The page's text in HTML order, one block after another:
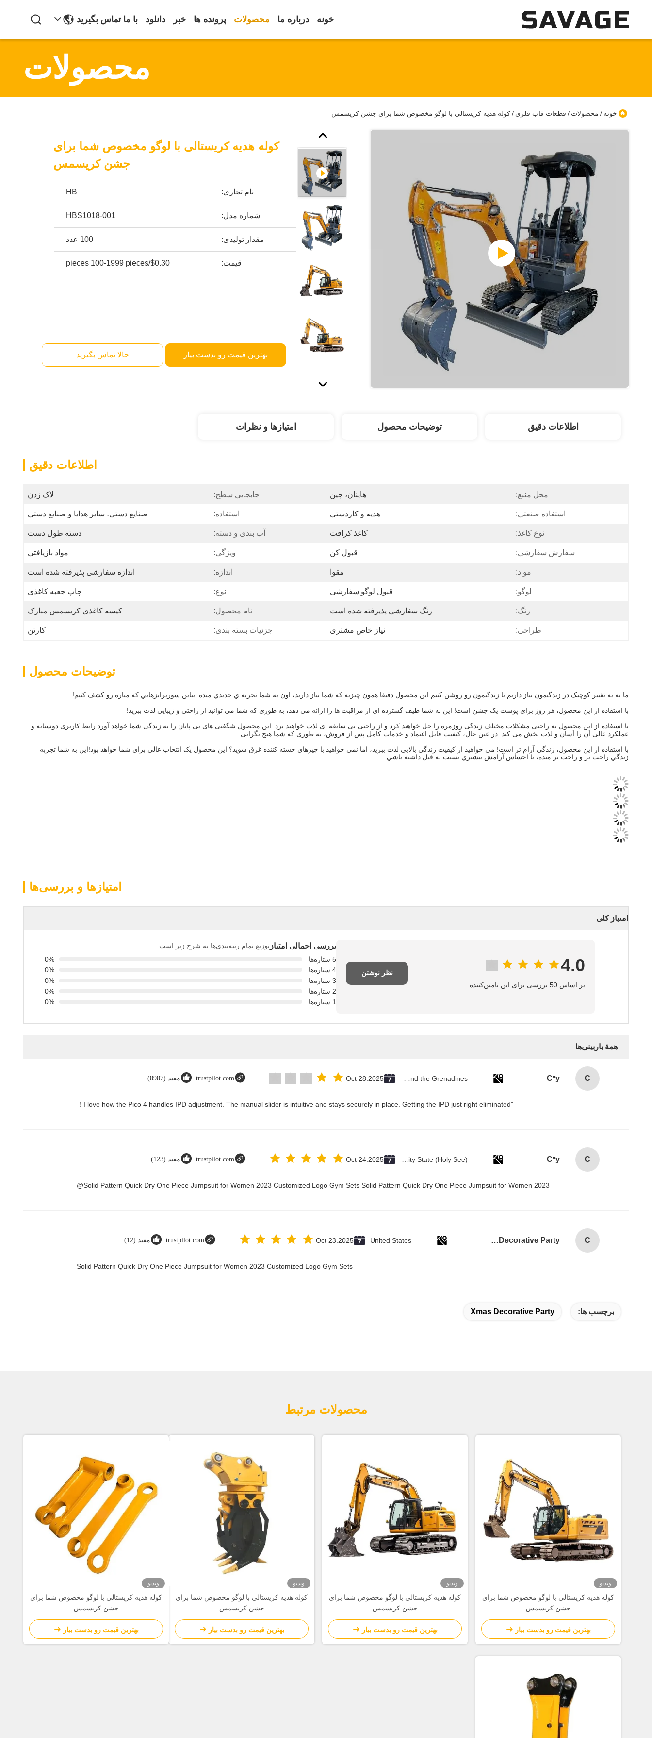
خونه درباره ما محصولات پرونده ها خبر دانلود با ما تماس بگیرید
محصولات
خونه / محصولات / قطعات قاب فلزی /کوله هدیه کریستالی با لوگو مخصوص شما برای جشن کریسمس
کوله هدیه کریستالی با لوگو مخصوص شما برای
جشن کریسمس
نام تجاری: HB
شماره مدل: HBS1018-001
مقدار تولیدی: 100 عدد
قیمت: $0.30/pieces 100-1999 pieces
بهترین قیمت رو بدست بیار حالا تماس بگیرید
اطلاعات دقیق توضیحات محصول امتیازها و نظرات
اطلاعات دقیق
محل منبع: هاینان، چین جابجایی سطح: لاک زدن
استفاده صنعتی: هدیه و کاردستی استفاده: صنایع دستی، سایر هدایا و صنایع دستی
نوع کاغذ: کاغذ کرافت آب بندی و دسته: دسته طول دست
سفارش سفارشی: قبول کن ویژگی: مواد بازیافتی
مواد: مقوا اندازه: اندازه سفارشی پذیرفته شده است
لوگو: قبول لوگو سفارشی نوع: چاپ جعبه کاغذی
رنگ: رنگ سفارشی پذیرفته شده است نام محصول: کیسه کاغذی کریسمس مبارک
طراحی: نیاز خاص مشتری جزئیات بسته بندی: کارتن
توضیحات محصول
ما به يه تغيير کوچيک در زندگيمون نياز داريم تا زندگيمون رو روشن کنيم اين محصول دقیقا همون چيزيه که شما نياز داريد، اون به شما تجربه ي جديدي ميده. بياين سورپرايزهايي که مياره رو کشف کنيم!
با استفاده از این محصول، هر روز برای پوست یک جشن است! این به شما طیف گسترده ای از مراقبت ها را ارائه می دهد، به طوری که شما می توانید از راحتی و زیبایی لذت ببرید!
با استفاده از این محصول به راحتی مشکلات مختلف زندگی روزمره را حل خواهید کرد و از راحتی بی سابقه ای لذت خواهید برد. این محصول شگفتی های بی پایان را به زندگی شما خواهد آورد.رابط کاربری دوستانه و
عملکرد عالی آن را آسان و لذت بخش می کند. در عین حال، کیفیت قابل اعتماد و خدمات کامل پس از فروش، به طوری که شما هیچ نگرانی.
با استفاده از این محصول، زندگی آرام تر است! می خواهید از کیفیت زندگی بالایی لذت ببرید، اما نمی خواهید با چیزهای خسته کننده غرق شوید؟ این محصول یک انتخاب عالی برای شما خواهد بود!اين به شما تجربه
زندگي راحت تر و راحت تر ميده، تا احساس آرامش بيشتري نسبت به قبل داشته باشي
امتیازها و بررسی‌ها
امتیاز کلی
4.0
بر اساس 50 بررسی برای این تامین‌کننده
نظر نوشتن
بررسی اجمالی امتیاز توزیع تمام رتبه‌بندی‌ها به شرح زیر است.
5 ستاره‌ها
0%
4 ستاره‌ها
0%
3 ستاره‌ها
0%
2 ستاره‌ها
0%
1 ستاره‌ها
0%
همهٔ بازبینی‌ها
C
C*y
Oct 28.2025
trustpilot.com مفید (8987)
"I love how the Pico 4 handles IPD adjustment. The manual slider is intuitive and stays securely in place. Getting the IPD just right eliminated！
C
C*y
Oct 24.2025
trustpilot.com مفید (123)
Solid Pattern Quick Dry One Piece Jumpsuit for Women 2023 Customized Logo Gym Sets Solid Pattern Quick Dry One Piece Jumpsuit for Women 2023@
C
Custom Creative Goodie Christmas Kraft Paper Gift Bag with Your Own Logo for Xmas Decorative Party
United States
Oct 23.2025
trustpilot.com مفید (12)
Solid Pattern Quick Dry One Piece Jumpsuit for Women 2023 Customized Logo Gym Sets
برچسب ها: Xmas Decorative Party
محصولات مرتبط
ویدیو
کوله هدیه کریستالی با لوگو مخصوص شما برای
جشن کریسمس
بهترین قیمت رو بدست بیار
ویدیو
کوله هدیه کریستالی با لوگو مخصوص شما برای
جشن کریسمس
بهترین قیمت رو بدست بیار
ویدیو
کوله هدیه کریستالی با لوگو مخصوص شما برای
جشن کریسمس
بهترین قیمت رو بدست بیار
ویدیو
کوله هدیه کریستالی با لوگو مخصوص شما برای
جشن کریسمس
بهترین قیمت رو بدست بیار